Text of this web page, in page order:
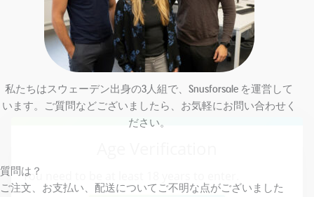
私たちはスウェーデン出身の3人組で、Snusforsale を運営して
います。ご質問などございましたら、お気軽にお問い合わせく
ださい。
質問は？
ご注文、お支払い、配送についてご不明な点がございました